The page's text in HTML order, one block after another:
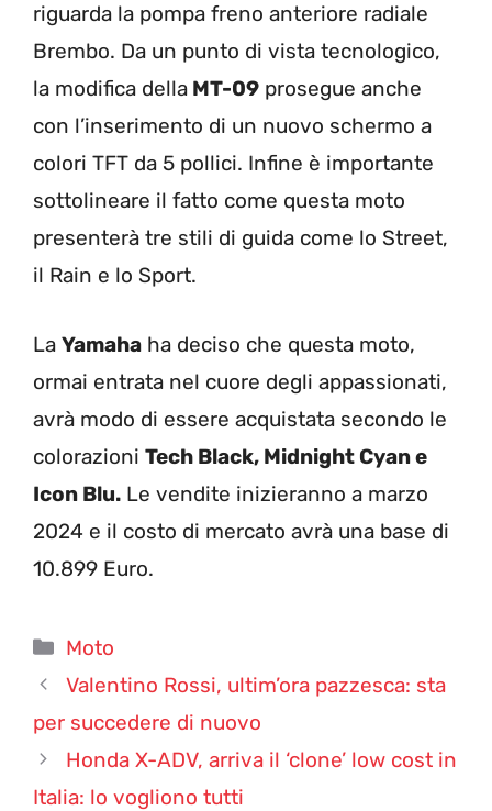
riguarda la pompa freno anteriore radiale
Brembo. Da un punto di vista tecnologico,
la modifica della MT-09 prosegue anche
con l’inserimento di un nuovo schermo a
colori TFT da 5 pollici. Infine è importante
sottolineare il fatto come questa moto
presenterà tre stili di guida come lo Street,
il Rain e lo Sport.
La Yamaha ha deciso che questa moto,
ormai entrata nel cuore degli appassionati,
avrà modo di essere acquistata secondo le
colorazioni Tech Black, Midnight Cyan e
Icon Blu. Le vendite inizieranno a marzo
2024 e il costo di mercato avrà una base di
10.899 Euro.
Categorie
Moto
Valentino Rossi, ultim’ora pazzesca: sta
per succedere di nuovo
Honda X-ADV, arriva il ‘clone’ low cost in
Italia: lo vogliono tutti